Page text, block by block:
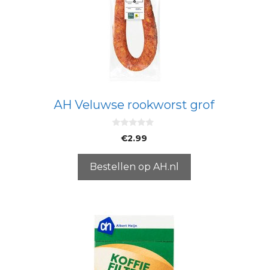
AH Veluwse rookworst grof
5
€2.99
Bestellen op AH.nl